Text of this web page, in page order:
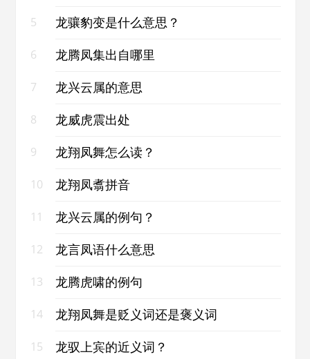
5 龙骧豹变是什么意思？
6 龙腾凤集出自哪里
7 龙兴云属的意思
8 龙威虎震出处
9 龙翔凤舞怎么读？
10 龙翔凤翥拼音
11 龙兴云属的例句？
12 龙言凤语什么意思
13 龙腾虎啸的例句
14 龙翔凤舞是贬义词还是褒义词
15 龙驭上宾的近义词？